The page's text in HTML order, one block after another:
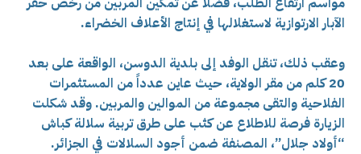
الآبار الارتوازية لاستغلالها في إنتاج الأعلاف الخضراء.
وعقب ذلك، تنقل الوفد إلى بلدية الدوسن، الواقعة على بعد
20 كلم من مقر الولاية، حيث عاين عدداً من المستثمرات
الفلاحية والتقى مجموعة من الموالين والمربين. وقد شكلت
الزيارة فرصة للاطلاع عن كثب على طرق تربية سلالة كباش
“أولاد جلال”، المصنفة ضمن أجود السلالات في الجزائر.